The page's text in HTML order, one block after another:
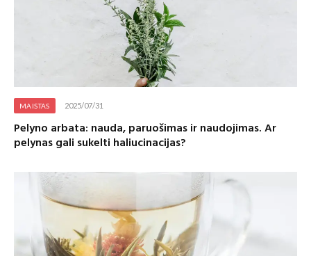
MAISTAS 2025/07/31
Pelyno arbata: nauda, paruošimas ir naudojimas. Ar
pelynas gali sukelti haliucinacijas?